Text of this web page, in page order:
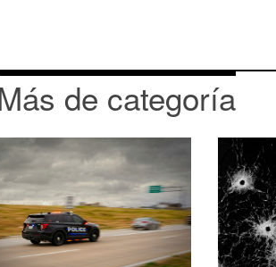
de categoría